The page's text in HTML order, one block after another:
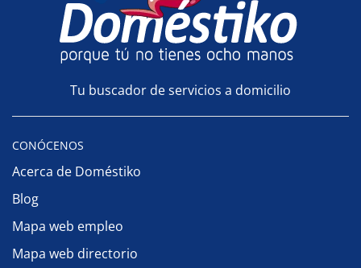
Tu buscador de servicios a domicilio
CONÓCENOS
Acerca de Doméstiko
Blog
Mapa web empleo
Mapa web directorio